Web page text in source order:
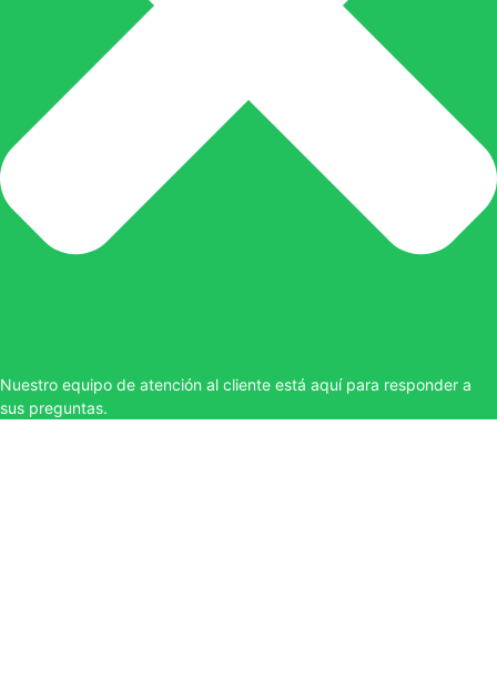
Nuestro equipo de atención al cliente está aquí para responder a
sus preguntas.